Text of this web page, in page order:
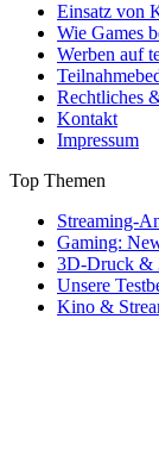
Einsatz von
Wie Games
Werben auf
Rechtliches
Kontakt
Impressum
Top Themen
Streaming-
Gaming:
3D-Druck &
Unsere
Kino &